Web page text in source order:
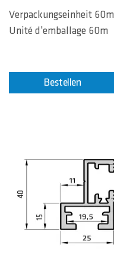
Verpackungseinheit 60m
Unité d'emballage 60m
Bestellen